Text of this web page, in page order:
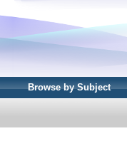
Browse by Subject